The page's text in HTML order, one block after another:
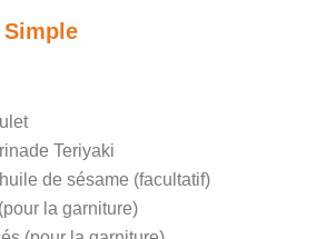
Teriyaki
de sésame (facultatif)
la garniture)